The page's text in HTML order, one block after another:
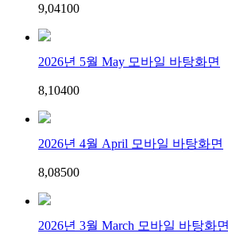
9,04100
2026년 5월 May 모바일 바탕화면
8,10400
2026년 4월 April 모바일 바탕화면
8,08500
2026년 3월 March 모바일 바탕화면